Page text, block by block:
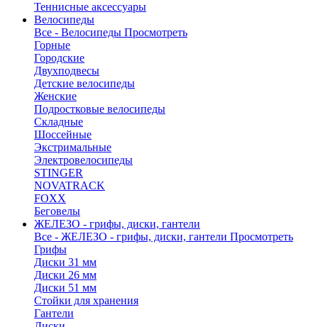
Теннисные аксессуары
Велосипеды
Все - Велосипеды Просмотреть
Горные
Городские
Двухподвесы
Детские велосипеды
Женские
Подростковые велосипеды
Складные
Шоссейные
Экстримальные
Электровелосипеды
STINGER
NOVATRACK
FOXX
Беговелы
ЖЕЛЕЗО - грифы, диски, гантели
Все - ЖЕЛЕЗО - грифы, диски, гантели Просмотреть
Грифы
Диски 31 мм
Диски 26 мм
Диски 51 мм
Стойки для хранения
Гантели